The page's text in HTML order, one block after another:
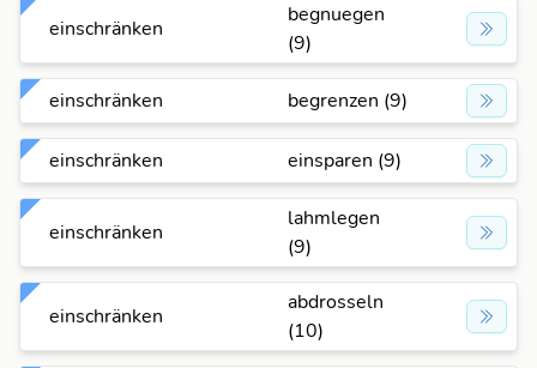
einschränken
begnuegen
(9)
einschränken begrenzen (9)
einschränken einsparen (9)
einschränken
lahmlegen
(9)
einschränken
abdrosseln
(10)